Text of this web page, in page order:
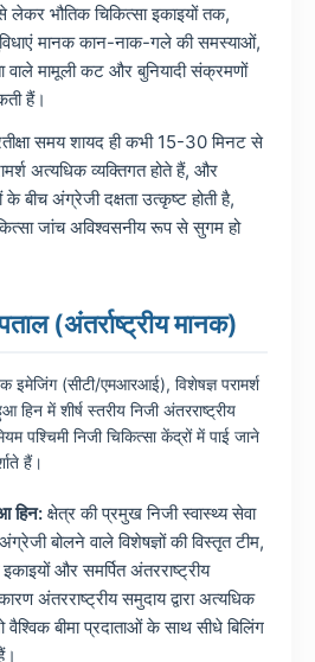
से लेकर भौतिक चिकित्सा इकाइयों तक,
मानक कान-नाक-गले की समस्याओं,
मामूली कट और बुनियादी संक्रमणों
हैं।
समय शायद ही कभी 15-30 मिनट से
अत्यधिक व्यक्तिगत होते हैं, और
के बीच अंग्रेजी दक्षता उत्कृष्ट होती है,
जांच अविश्वसनीय रूप से सुगम हो
(अंतर्राष्ट्रीय मानक)
इमेजिंग (सीटी/एमआरआई), विशेषज्ञ परामर्श
में शीर्ष स्तरीय निजी अंतरराष्ट्रीय
पश्चिमी निजी चिकित्सा केंद्रों में पाई जाने
हैं।
हिन: क्षेत्र की प्रमुख निजी स्वास्थ्य सेवा
बोलने वाले विशेषज्ञों की विस्तृत टीम,
और समर्पित अंतरराष्ट्रीय
अंतरराष्ट्रीय समुदाय द्वारा अत्यधिक
बीमा प्रदाताओं के साथ सीधे बिलिंग